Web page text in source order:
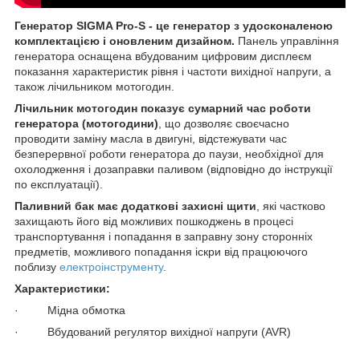
Генератор SIGMA Pro-S - це генератор з удосконаленою
комплектацією і оновленим дизайном. Панель управління
генератора оснащена вбудованим цифровим дисплеєм
показання характеристик рівня і частоти вихідної напруги, а
також лічильником мотогодин.
Лічильник мотогодин показує сумарний час роботи
генератора (мотогодини) , що дозволяє своєчасно
проводити заміну масла в двигуні, відстежувати час
безперервної роботи генератора до паузи, необхідної для
охолодження і дозаправки паливом (відповідно до інструкції
по експлуатації).
Паливний бак має додаткові захисні щити , які частково
захищають його від можливих пошкоджень в процесі
транспортування і попадання в заправну зону сторонніх
предметів, можливого попадання іскри від працюючого
поблизу електроінструменту.
Характеристики:
· Мідна обмотка
· Вбудований регулятор вихідної напруги (AVR)